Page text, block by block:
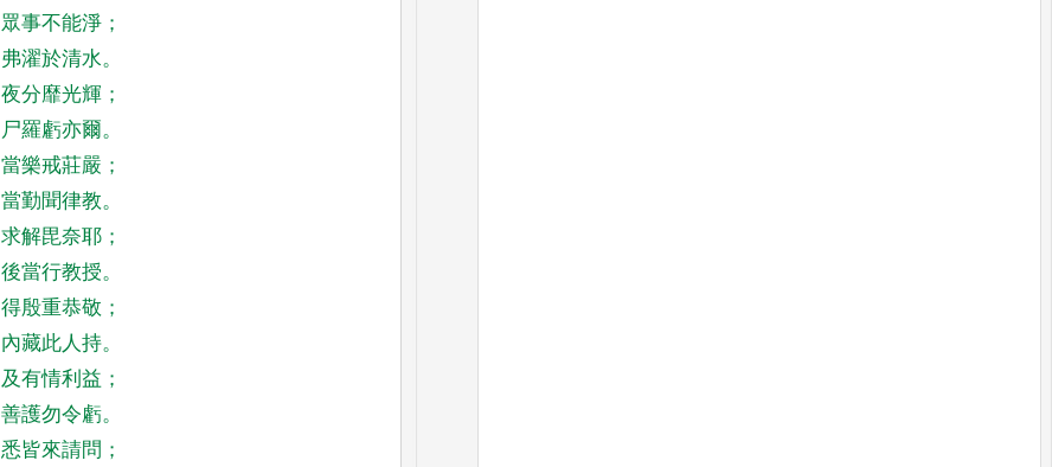
眾事不能淨 ；
弗濯於清水。
夜分靡光輝 ；
尸羅虧亦爾。
當樂戒莊嚴 ；
當勤聞律教。
求解毘奈耶 ；
後當行教授。
得殷重恭敬 ；
內藏此人持。
及有情利益 ；
善護勿令虧。
悉皆來請問 ；